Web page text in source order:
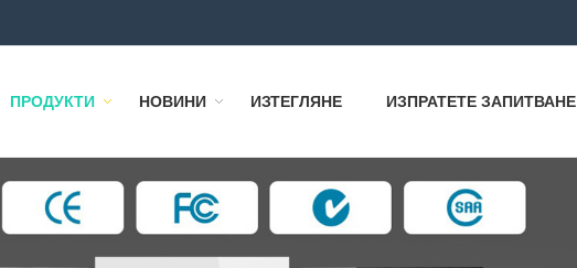
ПРОДУКТИ НОВИНИ ИЗТЕГЛЯНЕ ИЗПРАТЕТЕ ЗАПИТВАНЕ